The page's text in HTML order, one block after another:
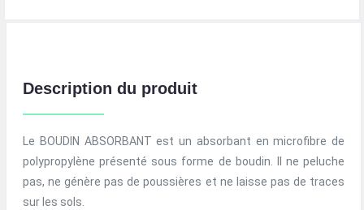
Description du produit
Le BOUDIN ABSORBANT est un absorbant en microfibre de
polypropylène présenté sous forme de boudin. Il ne peluche
pas, ne génère pas de poussières et ne laisse pas de traces
sur les sols.